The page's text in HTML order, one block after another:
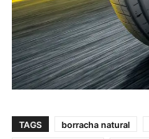
TAGS borracha natural